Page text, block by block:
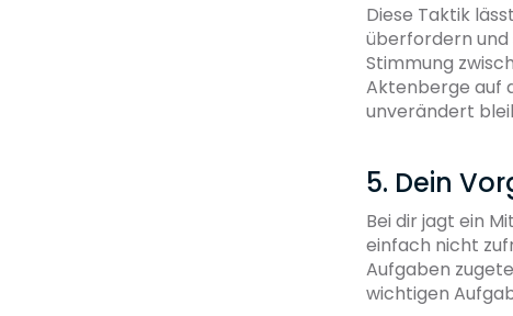
Diese Taktik
überfordern und
Stimmung
Aktenberge auf
unverändert
5. Dein
Bei dir jagt ein
einfach nicht
Aufgaben
wichtigen